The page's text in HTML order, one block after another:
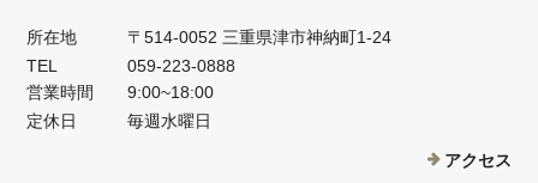
所在地
〒514-0052 三重県津市神納町1-24
TEL
059-223-0888
営業時間
9:00~18:00
定休日
毎週水曜日
アクセス